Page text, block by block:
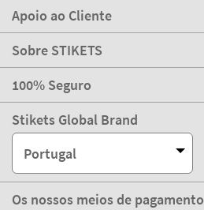
Apoio ao Cliente
Sobre STIKETS
100% Seguro
Stikets Global Brand
Portugal
Os nossos meios de pagamento